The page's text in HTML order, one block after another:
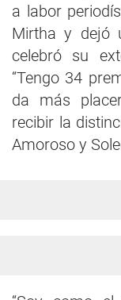
a labor
Mirtha y dejó
celebró su
“Tengo 34
da más
recibir la
Amoroso y